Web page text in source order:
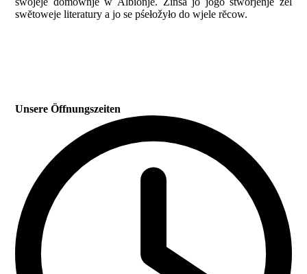
swĕtoweje literatury a jo se pśełožyło do wjele rĕcow.
Unsere Öffnungszeiten